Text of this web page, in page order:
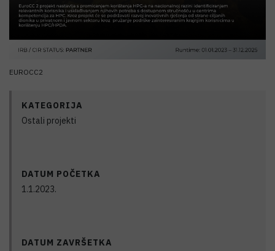
EUROCC2
KATEGORIJA
Ostali projekti
DATUM POČETKA
1.1.2023.
DATUM ZAVRŠETKA